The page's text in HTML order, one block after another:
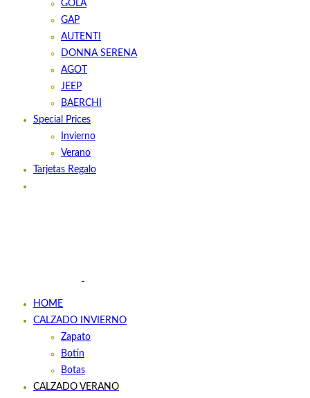
GOLA
GAP
AUTENTI
DONNA SERENA
AGOT
JEEP
BAERCHI
Special Prices
Invierno
Verano
Tarjetas Regalo
HOME
CALZADO INVIERNO
Zapato
Botín
Botas
CALZADO VERANO